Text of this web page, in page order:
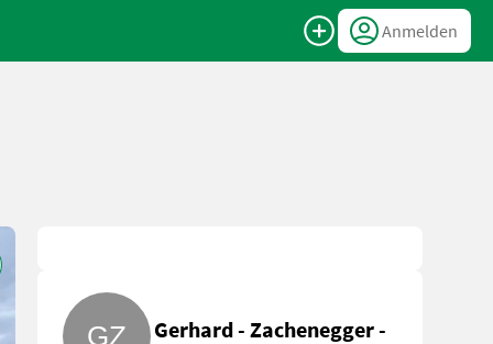
Anmelden
Gerhard - Zachenegger -